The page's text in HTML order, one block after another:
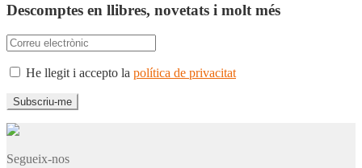
Descomptes en llibres, novetats i molt més
He llegit i accepto la política de privacitat
Segueix-nos